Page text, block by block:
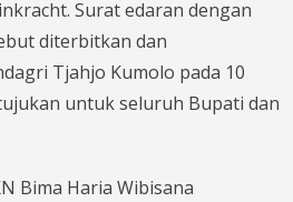
Surat edaran dengan
diterbitkan dan
Tjahjo Kumolo pada 10
untuk seluruh Bupati dan
Bima Haria Wibisana